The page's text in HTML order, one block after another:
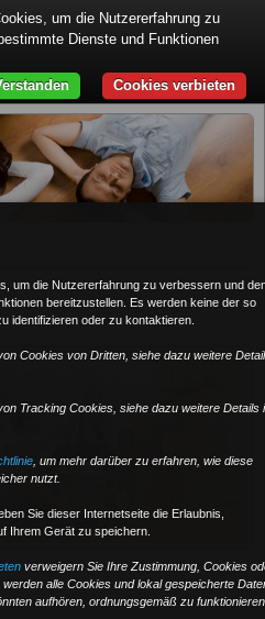
um die Nutzererfahrung zu verbessern und
bereitzustellen. Es werden keine der so
identifizieren oder zu kontaktieren.
Cookies von Dritten, siehe dazu weitere
Tracking Cookies, siehe dazu weitere Details
, um mehr darüber zu erfahren, wie diese
nutzt.
Sie dieser Internetseite die Erlaubnis,
Ihrem Gerät zu speichern.
verweigern Sie Ihre Zustimmung, Cookies
alle Cookies und lokal gespeicherte
aufhören, ordnungsgemäß zu
um die Nutzererfahrung zu
Dienste und Funktionen
Cookies verbieten